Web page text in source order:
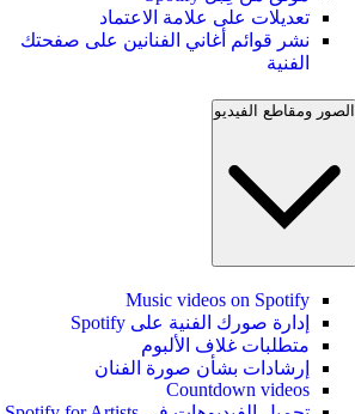
تعديلات على علامة الاعتماد
نشر قوائم أغاني الفنانين على صفحتك
الفنية
الصور ومقاطع الفيديو
Music videos on Spotify
إدارة صورك الفنية على Spotify
متطلبات غلاف الألبوم
إرشادات بشأن صورة الفنان
Countdown videos